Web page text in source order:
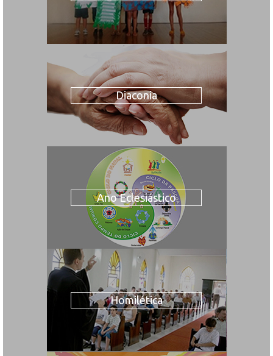
Diaconia
Ano Eclesiástico
Homilética